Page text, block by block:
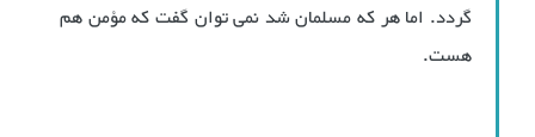
گردد. اما هر که مسلمان شد نمی توان گفت که مؤمن هم
هست.